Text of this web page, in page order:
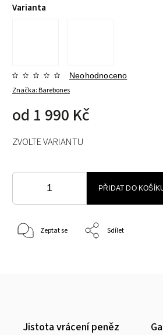
Varianta
Značka:Barebones
Neohodnoceno
od 1 990 Kč
ZVOLTE VARIANTU
PŘIDAT DO
Zeptat se Sdílet
Jistota vrácení peněz